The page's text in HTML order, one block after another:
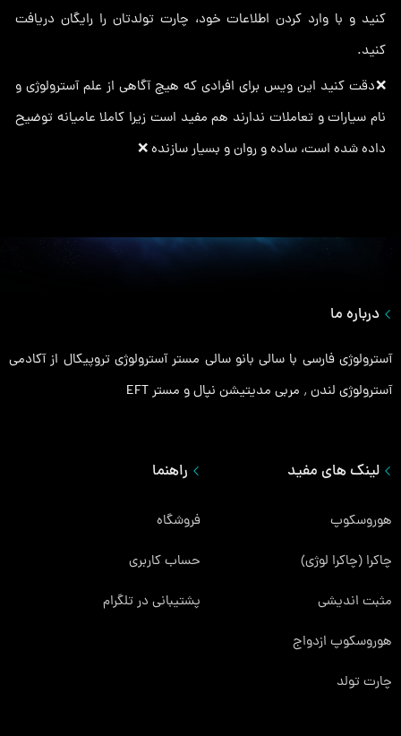
کنید و با وارد کردن اطلاعات خود، چارت تولدتان را رایگان دریافت
کنید.
❌دقت کنید این ویس برای افرادی که هیچ آگاهی از علم آسترولوژی و
نام سیارات و تعاملات ندارند هم مفید است زیرا کاملا عامیانه توضیح
داده شده است، ساده و روان و بسیار سازنده ❌
لینک های مفید
هوروسکوپ
چاکرا (چاکرا لوژی)
مثبت اندیشی
هوروسکوپ ازدواج
چارت تولد
راهنما
فروشگاه
حساب کاربری
پشتیبانی در تلگرام
درباره ما
آسترولوژی فارسی با سالی بانو سالی مستر آسترولوژی تروپیکال از آکادمی
آسترولوژی لندن ٬ مربی مدیتیشن نپال و مستر EFT